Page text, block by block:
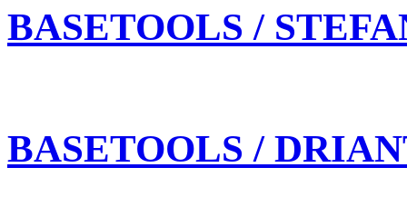
BASETOOLS /
BASETOOLS /